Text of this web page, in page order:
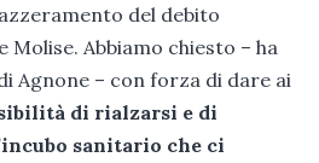
del debito
Molise. Abbiamo chiesto – ha
Agnone – con forza di dare ai
di rialzarsi e di
sanitario che ci